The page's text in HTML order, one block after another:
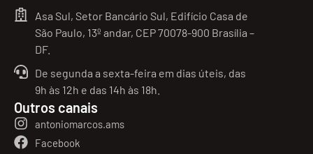
Asa Sul, Setor Bancário Sul, Edifício Casa de
São Paulo, 13º andar, CEP 70078-900 Brasília –
DF.
De segunda a sexta-feira em dias úteis, das
9h às 12h e das 14h às 18h.
Outros canais
antoniomarcos.ams
Facebook